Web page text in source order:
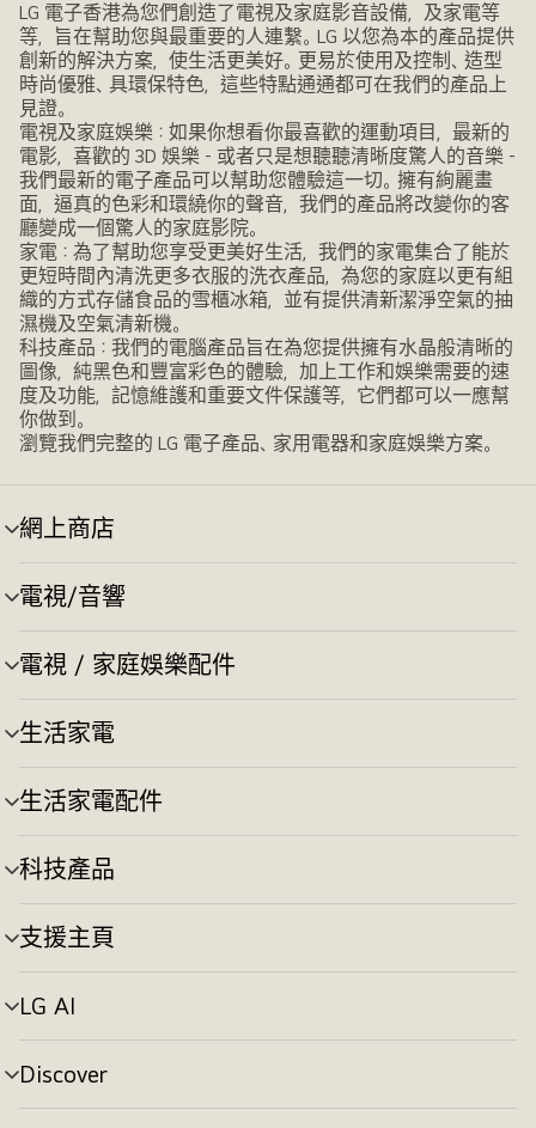
LG 電子香港為您們創造了電視及家庭影音設備，及家電等
等，旨在幫助您與最重要的人連繫。LG 以您為本的產品提供
創新的解決方案，使生活更美好。更易於使用及控制、造型
時尚優雅、具環保特色，這些特點通通都可在我們的產品上
見證。
電視及家庭娛樂：如果你想看你最喜歡的運動項目，最新的
電影，喜歡的 3D 娛樂 - 或者只是想聽聽清晰度驚人的音樂 -
我們最新的電子產品可以幫助您體驗這一切。擁有絢麗畫
面，逼真的色彩和環繞你的聲音，我們的產品將改變你的客
廳變成一個驚人的家庭影院。
家電：為了幫助您享受更美好生活，我們的家電集合了能於
更短時間內清洗更多衣服的洗衣產品，為您的家庭以更有組
織的方式存儲食品的雪櫃冰箱，並有提供清新潔淨空氣的抽
濕機及空氣清新機。
科技產品：我們的電腦產品旨在為您提供擁有水晶般清晰的
圖像，純黑色和豐富彩色的體驗，加上工作和娛樂需要的速
度及功能，記憶維護和重要文件保護等，它們都可以一應幫
你做到。
瀏覽我們完整的 LG 電子產品、家用電器和家庭娛樂方案。
網上商店
選
單
切
換
電視/音響
選
單
切
換
電視 / 家庭娛樂配件
選
單
切
換
生活家電
選
單
切
換
生活家電配件
選
單
切
換
科技產品
選
單
切
換
支援主頁
選
單
切
換
LG AI
選
單
切
換
Discover
選
單